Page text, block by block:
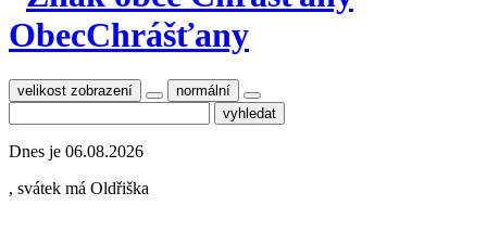
ObecChrášťany
velikost zobrazení normální
Dnes je 06.08.2026
, svátek má Oldřiška